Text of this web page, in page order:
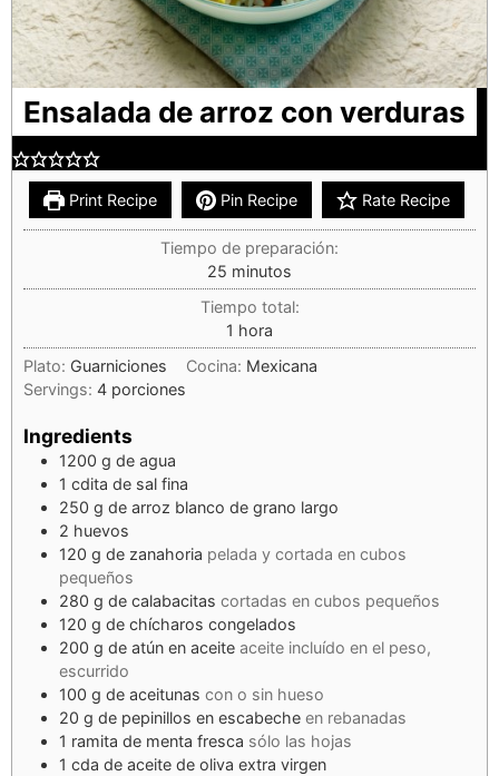
Ensalada de arroz con verduras
Print Recipe Pin Recipe Rate Recipe
Tiempo de preparación:
25 minutos
Tiempo total:
1 hora
Plato: Guarniciones Cocina: Mexicana
Servings: 4 porciones
Ingredients
1200 g de agua
1 cdita de sal fina
250 g de arroz blanco de grano largo
2 huevos
120 g de zanahoria pelada y cortada en cubos
pequeños
280 g de calabacitas cortadas en cubos pequeños
120 g de chícharos congelados
200 g de atún en aceite aceite incluído en el peso,
escurrido
100 g de aceitunas con o sin hueso
20 g de pepinillos en escabeche en rebanadas
1 ramita de menta fresca sólo las hojas
1 cda de aceite de oliva extra virgen